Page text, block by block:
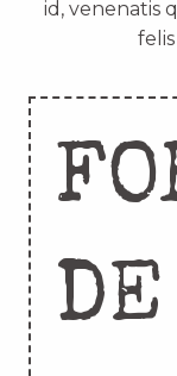
id, venenatis